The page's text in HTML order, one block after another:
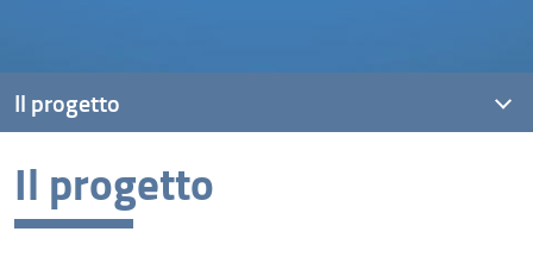
Il progetto
Il progetto
Obiettivi
Background